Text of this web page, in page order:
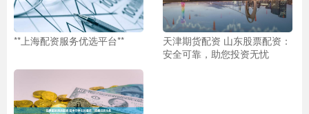
**上海配资服务优选平台**
天津期货配资 山东股票配资：
安全可靠，助您投资无忧